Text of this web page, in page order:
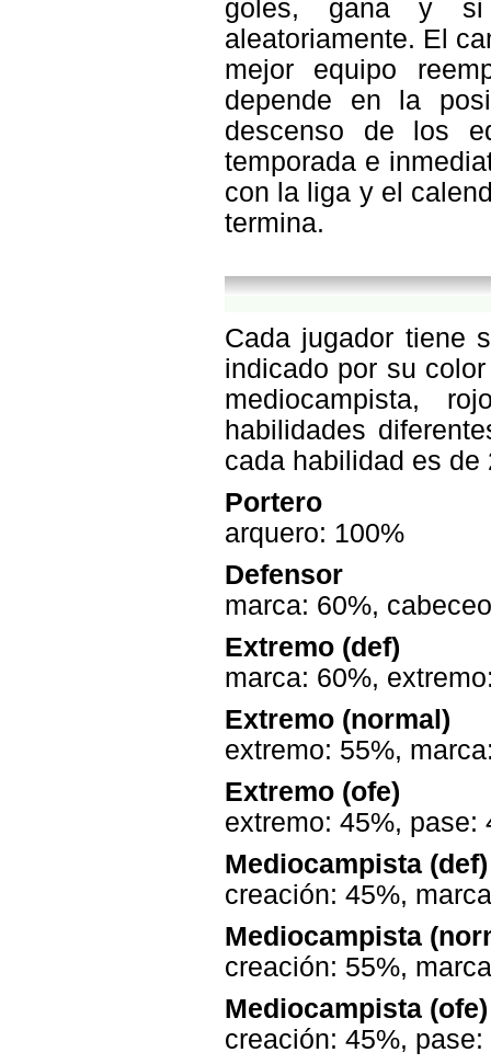
goles, gana y si
aleatoriamente. El
mejor equipo
depende en la
descenso de los
temporada e
con la liga y el
termina.
Cada jugador tiene
indicado por su
mediocampista,
habilidades
cada habilidad es de
Portero
arquero: 100%
Defensor
marca: 60%,
Extremo (def)
marca: 60%,
Extremo (normal)
extremo: 55%,
Extremo (ofe)
extremo: 45%, pase:
Mediocampista (def)
creación: 45%,
Mediocampista
creación: 55%,
Mediocampista (ofe)
creación: 45%,